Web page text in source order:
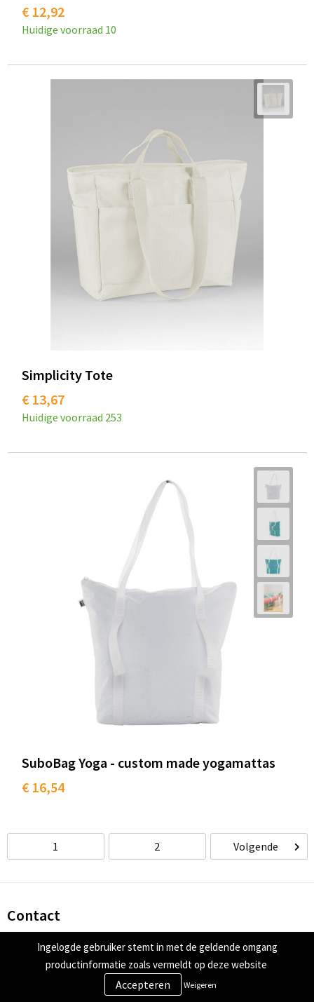
€ 12,92
Huidige voorraad 10
Simplicity Tote
€ 13,67
Huidige voorraad 253
SuboBag Yoga - custom made yogamattas
€ 16,54
1 2 Volgende
Contact
Tulpstraat 79/81
2282 NN Rijswijk
+31 (0)85 07 17 888
Ingelogde gebruiker stemt in met de geldende omgang
productinformatie zoals vermeldt op deze website
Weigeren